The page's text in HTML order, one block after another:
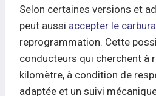
Selon certaines versions et
peut aussi accepter le
reprogrammation. Cette
conducteurs qui cherchent à
kilomètre, à condition de
adaptée et un suivi